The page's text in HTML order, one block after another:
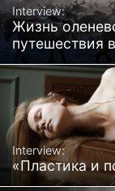
Interview:
Жизнь
путешествия
Interview:
«Пластика и